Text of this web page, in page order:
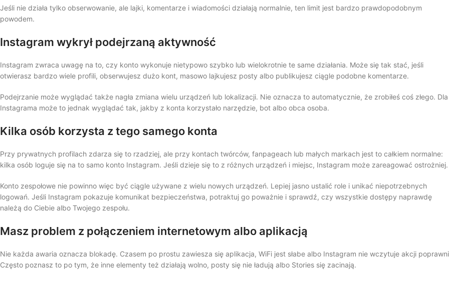
Jeśli nie działa tylko obserwowanie, ale lajki, komentarze i wiadomości działają normalnie, ten limit jest bardzo prawdopodobnym
powodem.
Instagram wykrył podejrzaną aktywność
Instagram zwraca uwagę na to, czy konto wykonuje nietypowo szybko lub wielokrotnie te same działania. Może się tak stać, jeśli
otwierasz bardzo wiele profili, obserwujesz dużo kont, masowo lajkujesz posty albo publikujesz ciągle podobne komentarze.
Podejrzanie może wyglądać także nagła zmiana wielu urządzeń lub lokalizacji. Nie oznacza to automatycznie, że zrobiłeś coś złego. Dla
Instagrama może to jednak wyglądać tak, jakby z konta korzystało narzędzie, bot albo obca osoba.
Kilka osób korzysta z tego samego konta
Przy prywatnych profilach zdarza się to rzadziej, ale przy kontach twórców, fanpageach lub małych markach jest to całkiem normalne:
kilka osób loguje się na to samo konto Instagram. Jeśli dzieje się to z różnych urządzeń i miejsc, Instagram może zareagować ostrożniej.
Konto zespołowe nie powinno więc być ciągle używane z wielu nowych urządzeń. Lepiej jasno ustalić role i unikać niepotrzebnych
logowań. Jeśli Instagram pokazuje komunikat bezpieczeństwa, potraktuj go poważnie i sprawdź, czy wszystkie dostępy naprawdę
należą do Ciebie albo Twojego zespołu.
Masz problem z połączeniem internetowym albo aplikacją
Nie każda awaria oznacza blokadę. Czasem po prostu zawiesza się aplikacja, WiFi jest słabe albo Instagram nie wczytuje akcji
Często poznasz to po tym, że inne elementy też działają wolno, posty się nie ładują albo Stories się zacinają.